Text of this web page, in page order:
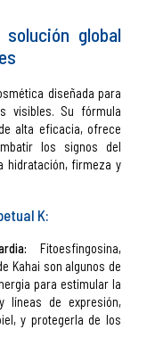
global
diseñada para
visibles. Su fórmula
alta eficacia, ofrece
los signos del
hidratación, firmeza y
K:
Fitoesfingosina,
Kahai son algunos de
para estimular la
líneas de expresión,
y protegerla de los